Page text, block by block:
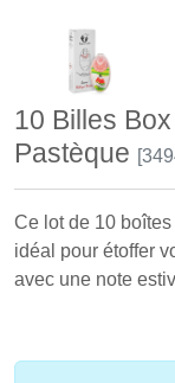
10 Billes
Pastèque
Ce lot de 10
idéal pour étoffer
avec une note